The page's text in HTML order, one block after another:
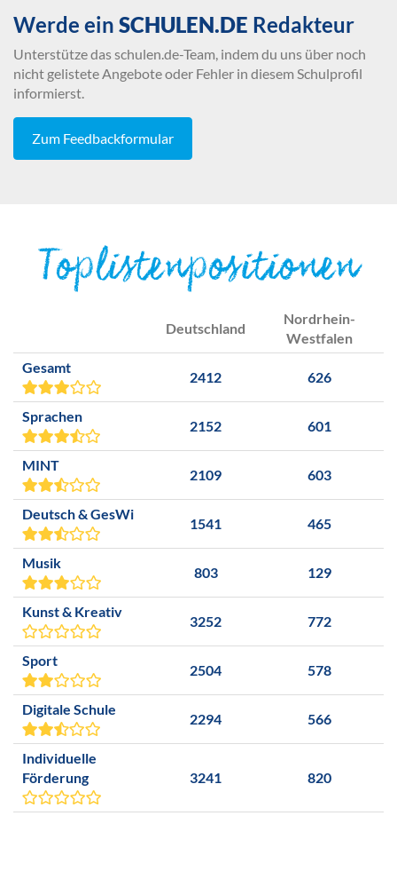
Werde ein SCHULEN.DE Redakteur
Unterstütze das schulen.de-Team, indem du uns über noch
nicht gelistete Angebote oder Fehler in diesem Schulprofil
informierst.
Zum Feedbackformular
Toplistenpositionen
Deutschland
Nordrhein-
Westfalen
Gesamt
2412 626
Sprachen
2152 601
MINT
2109 603
Deutsch & GesWi
1541 465
Musik
803 129
Kunst & Kreativ
3252 772
Sport
2504 578
Digitale Schule
2294 566
Individuelle
Förderung
3241 820